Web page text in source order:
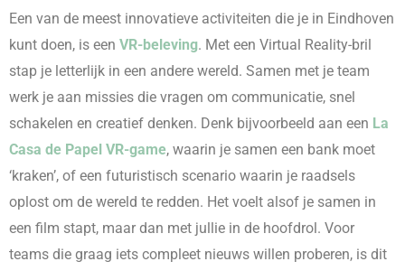
Een van de meest innovatieve activiteiten die je in Eindhoven
kunt doen, is een VR-beleving. Met een Virtual Reality-bril
stap je letterlijk in een andere wereld. Samen met je team
werk je aan missies die vragen om communicatie, snel
schakelen en creatief denken. Denk bijvoorbeeld aan een La
Casa de Papel VR-game, waarin je samen een bank moet
‘kraken’, of een futuristisch scenario waarin je raadsels
oplost om de wereld te redden. Het voelt alsof je samen in
een film stapt, maar dan met jullie in de hoofdrol. Voor
teams die graag iets compleet nieuws willen proberen, is dit